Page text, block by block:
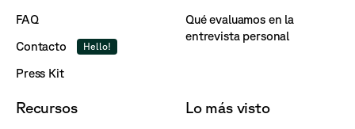
FAQ
Contacto
Hello!
Press Kit
Qué evaluamos en la
entrevista personal
Recursos Lo más visto